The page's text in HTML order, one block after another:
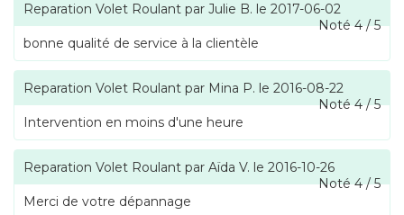
Reparation Volet Roulant par Julie B. le 2017-06-02
Noté4/5
bonne qualité de service à la clientèle
Reparation Volet Roulant par Mina P. le 2016-08-22
Noté4/5
Intervention en moins d'une heure
Reparation Volet Roulant par Aïda V. le 2016-10-26
Noté4/5
Merci de votre dépannage